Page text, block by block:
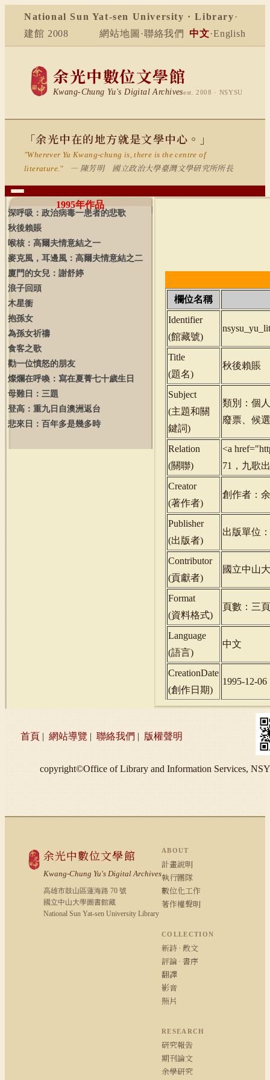
National Sun Yat-sen University · Library ·
建館 2008
網站地圖 ·聯絡我們 中文·English
余光中數位文學館
Kwang-Chung Yu's Digital Archivesest. 2008 · NSYSU
「余光中在的地方就是文學中心。」
"Wherever Yu Kwang-chung is, there is the centre of
literature."
— 陳芳明 國立政治大學臺灣文學研究所所長
1995年作品
深呼吸：政治病毒一患者的悲歌
秋後賴賬
喉核：高爾夫情意結之一
麥克風，耳邊風：高爾夫情意結之二
廈門的女兒：謝舒婷
浪子回頭
木星衝
抱孫女
為孫女祈禱
食客之歌
勸一位憤怒的朋友
燦爛在呼喚：寫在夏菁七十歲生日
母難日：三題
登高：重九日自澳洲返台
悲來日：百年多是幾多時
欄位名稱
Identifier
(館藏號)
Title
(題名)
秋後賴賬
Subject
(主題和關
鍵詞)
類別：個
廢票、候
Relation
(關聯)
<a
71，九歌
Creator
(著作者)
創作者：
Publisher
(出版者)
出版單位
Contributor
(貢獻者)
國立中山
Format
(資料格式)
頁數：三頁
Language
(語言)
中文
CreationDate
(創作日期)
1995-12-06
首頁 | 網站導覽 | 聯絡我們 | 版權聲明
copyright©Office of Library and Information Services,
余光中數位文學館
Kwang-Chung Yu's Digital Archives
高雄市鼓山區蓮海路 70 號
國立中山大學圖書館藏
National Sun Yat-sen University Library
ABOUT
計畫說明
執行團隊
數位化工作
著作權聲明
COLLECTION
新詩 · 散文
評論 · 書序
翻譯
影音
照片
RESEARCH
研究報告
期刊論文
余學研究